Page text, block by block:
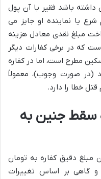
داشته باشد فقیر با آن پول
یا نماینده او جایز می
مبلغ نقدی معادل هزینه
که در برخی کفارات دیگر
کفاره قسم یا نذر)، اطعام 10 مسکین مطرح است، اما در کفاره
صورت وجوب)، معمولاً
سقط جنین به
مبلغ دقیق کفاره به تومان
و گاهی بر اساس تغییرات